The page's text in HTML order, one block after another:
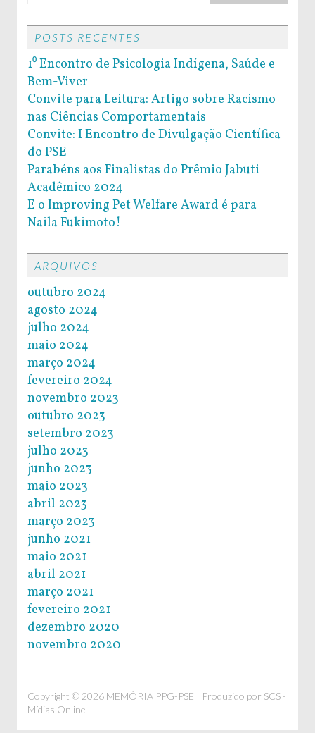
POSTS RECENTES
1⁰ Encontro de Psicologia Indígena, Saúde e
Bem-Viver
Convite para Leitura: Artigo sobre Racismo
nas Ciências Comportamentais
Convite: I Encontro de Divulgação Científica
do PSE
Parabéns aos Finalistas do Prêmio Jabuti
Acadêmico 2024
E o Improving Pet Welfare Award é para
Naila Fukimoto!
ARQUIVOS
outubro 2024
agosto 2024
julho 2024
maio 2024
março 2024
fevereiro 2024
novembro 2023
outubro 2023
setembro 2023
julho 2023
junho 2023
maio 2023
abril 2023
março 2023
junho 2021
maio 2021
abril 2021
março 2021
fevereiro 2021
dezembro 2020
novembro 2020
Copyright © 2026 MEMÓRIA PPG-PSE | Produzido por SCS -
Mídias Online